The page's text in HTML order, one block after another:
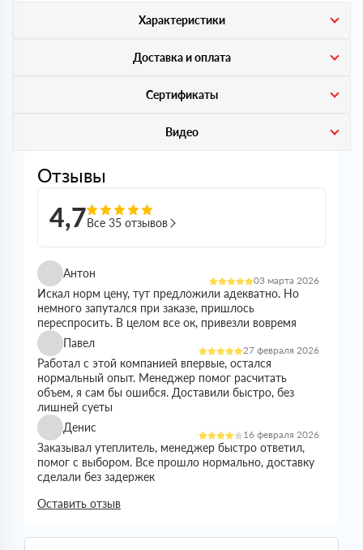
Характеристики
Доставка и оплата
Сертификаты
Видео
Отзывы
4,7Все 35 отзывов
Антон
03 марта 2026
Искал норм цену, тут предложили адекватно. Но
немного запутался при заказе, пришлось
переспросить. В целом все ок, привезли вовремя
Павел
27 февраля 2026
Работал с этой компанией впервые, остался
нормальный опыт. Менеджер помог расчитать
объем, я сам бы ошибся. Доставили быстро, без
лишней суеты
Денис
16 февраля 2026
Заказывал утеплитель, менеджер быстро ответил,
помог с выбором. Все прошло нормально, доставку
сделали без задержек
Оставить отзыв